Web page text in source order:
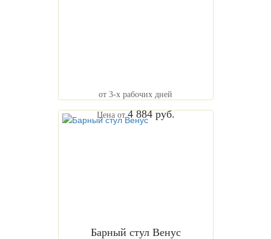
от 3-х рабочих дней
Цена от4 884 руб.
Барный стул Венус